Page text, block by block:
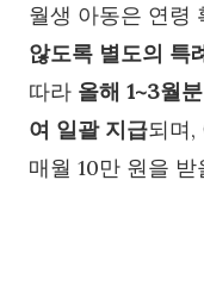
월생 아동은 연령
않도록 별도의 특
따라 올해 1~3월
여 일괄 지급되며,
매월 10만 원을